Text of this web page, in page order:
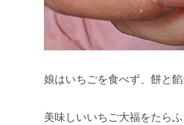
娘はいちごを食べず、餅と餡
美味しいいちご大福をたら